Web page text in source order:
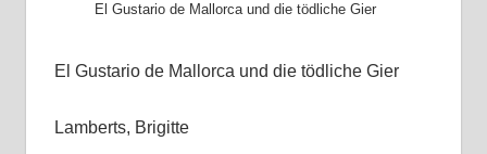
El Gustario de Mallorca und die tödliche Gier
El Gustario de Mallorca und die tödliche Gier
Lamberts, Brigitte